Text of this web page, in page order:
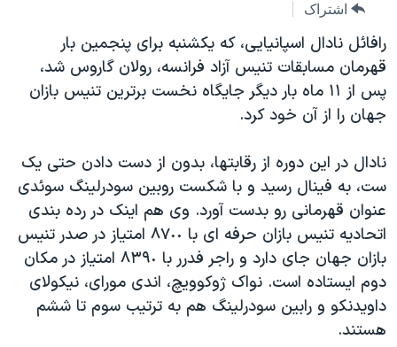
اصلی
جهش
به
جستجو
گزیده‌ها
ویژه برنامه‌ها
ویدیوها
فرهنگ و زندگی
حقوق شهروندی
اقتصادی
علم و فناوری
اسرائیل در جنگ
گالری عکس
عملیات خشم حماسی
۲۵۰سالگی آمریکا
بایگانی برنامه‌های تلویزیونی
مستندها
انتخابات ریاست جمهوری آمریکا ۲۰۲۴
حمله جمهوری اسلامی به اسرائیل
رمز مهسا
ورزش زنان در ایران
اعتراضات زن، زندگی، آزادی
پخش رادیویی
یادگیری زبان انگلیسی
دنبال کنید
زبانهای مختلف
اشتراک
رافائل نادال اسپانیایی، که یکشنبه برای پنجمین بار
قهرمان مسابقات تنیس آزاد فرانسه، رولان گاروس شد،
پس از ١١ ماه بار دیگر جایگاه نخست برترین تنیس بازان
جهان را از آن خود کرد.
نادال در این دوره از رقابتها، بدون از دست دادن حتی یک
ست، به فینال رسید و با شكست روبین سودرلینگ سوئدی
عنوان قهرمانی رو بدست آورد. وی هم اینک در رده بندی
اتحادیه تنیس بازان حرفه ای با ٨٧٠٠ امتیاز در صدر تنیس
بازان جهان جای دارد و راجر فدرر با ٨٣٩٠ امتیاز در مکان
دوم ایستاده است. نواک ژوکوویچ، اندی مورای، نیکولای
داویدنکو و رابین سودرلینگ هم به ترتیب سوم تا ششم
هستند.